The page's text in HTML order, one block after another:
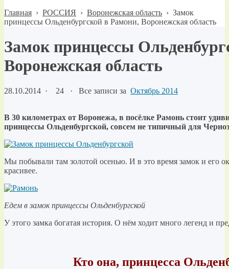
Главная › РОССИЯ › Воронежская область › Замок
принцессы Ольденбургской в Рамони, Воронежская область
Замок принцессы
Воронежская область
28.10.2014 · 24 · Все записи за Октябрь 2014
В 30 километрах от Воронежа, в посёлке Рамонь стоит
принцессы Ольденбургской, совсем не типичный для
Мы побывали там золотой осенью. И в это время замок и его
красивее.
Едем в замок принцессы Ольденбургской
У этого замка богатая история. О нём ходит много легенд и
Кто она, принцесса